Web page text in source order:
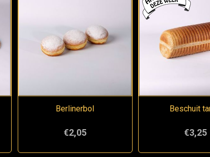
Berlinerbol
€2,05
Beschuit
€3,25